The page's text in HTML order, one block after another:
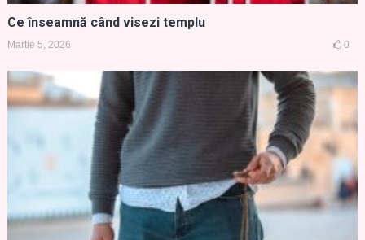
Ce înseamnă când visezi templu
Martie 5, 2026 0